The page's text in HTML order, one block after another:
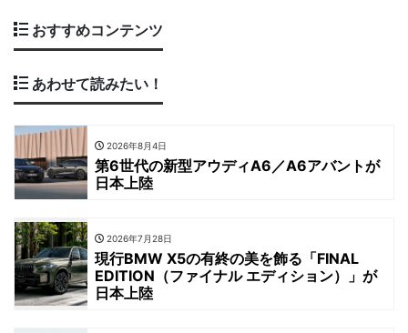
おすすめコンテンツ
あわせて読みたい！
2026年8月4日
第6世代の新型アウディA6／A6アバントが
日本上陸
2026年7月28日
現行BMW X5の有終の美を飾る「FINAL
EDITION（ファイナル エディション）」が
日本上陸